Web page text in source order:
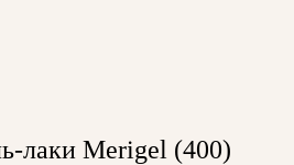
лаки Merigel (400)